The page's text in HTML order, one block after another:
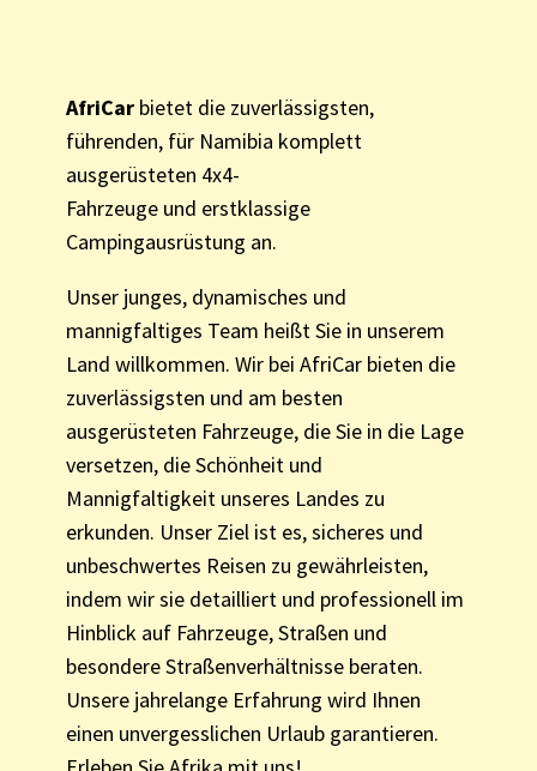
AfriCar bietet die zuverlässigsten,
führenden, für Namibia komplett
ausgerüsteten 4x4-
Fahrzeuge und erstklassige
Campingausrüstung an.
Unser junges, dynamisches und
mannigfaltiges Team heißt Sie in unserem
Land willkommen. Wir bei AfriCar bieten die
zuverlässigsten und am besten
ausgerüsteten Fahrzeuge, die Sie in die Lage
versetzen, die Schönheit und
Mannigfaltigkeit unseres Landes zu
erkunden. Unser Ziel ist es, sicheres und
unbeschwertes Reisen zu gewährleisten,
indem wir sie detailliert und professionell im
Hinblick auf Fahrzeuge, Straßen und
besondere Straßenverhältnisse beraten.
Unsere jahrelange Erfahrung wird Ihnen
einen unvergesslichen Urlaub garantieren.